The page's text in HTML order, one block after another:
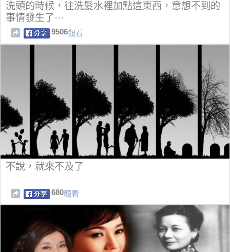
洗頭的時候，往洗髮水裡加點這東西，意想不到的
事情發生了···
9506觀看
不說，就來不及了
680觀看